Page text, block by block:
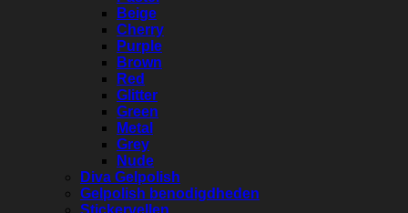
Beige
Cherry
Purple
Brown
Red
Glitter
Green
Metal
Grey
Nude
Diva Gelpolish
Gelpolish benodigdheden